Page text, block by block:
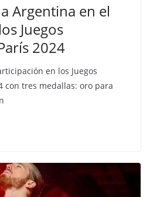
Argentina en el
Juegos
2024
en los Juegos
con tres medallas: oro para